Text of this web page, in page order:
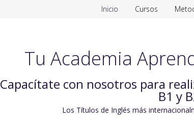
Inicio Cursos
Tu Academia
Capacítate con nosotros para
B1 y
Los Títulos de Inglés más